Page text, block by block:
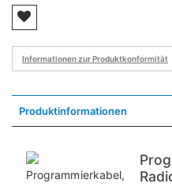
Informationen zur Produktkonformität
Produktinformationen